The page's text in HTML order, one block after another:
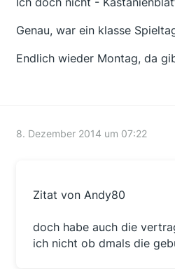
Genau, war ein klasse
Endlich wieder Montag, da
8. Dezember 2014 um 07:22
Zitat von Andy80
doch habe auch die
ich nicht ob dmals die